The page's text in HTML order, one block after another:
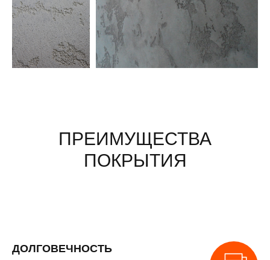
ПРЕИМУЩЕСТВА
ПОКРЫТИЯ
ДОЛГОВЕЧНОСТЬ